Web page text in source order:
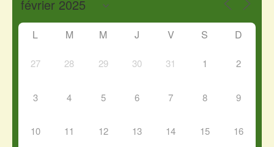
L M M J V S D
27 28 29 30 31 1 2
3 4 5 6 7 8 9
10 11 12 13 14 15 16